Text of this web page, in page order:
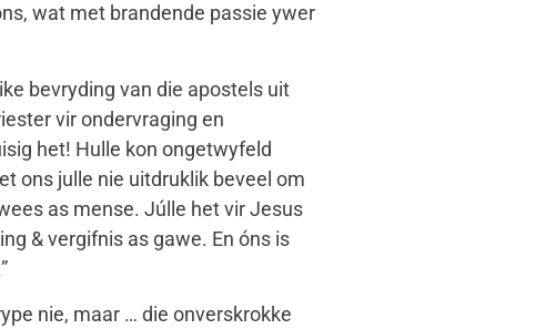
wat met brandende passie ywer
bevryding van die apostels uit
vir ondervraging en
het! Hulle kon ongetwyfeld
ons julle nie uitdruklik beveel om
as mense. Júlle het vir Jesus
& vergifnis as gawe. En óns is
nie, maar … die onverskrokke